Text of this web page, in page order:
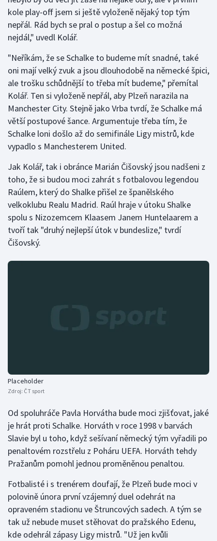
kole play-off jsem si ještě vyloženě nějaký top tým
nepřál. Rád bych se pral o postup a šel co možná
nejdál," uvedl Kolář.
"Neříkám, že se Schalke to budeme mít snadné, také
oni mají velký zvuk a jsou dlouhodobě na německé špici,
ale trošku schůdnější to třeba mít budeme," přemítal
Kolář. Ten si vyloženě nepřál, aby Plzeň narazila na
Manchester City. Stejně jako Vrba tvrdí, že Schalke má
větší postupové šance. Argumentuje třeba tím, že
Schalke loni došlo až do semifinále Ligy mistrů, kde
vypadlo s Manchesterem United.
Jak Kolář, tak i obránce Marián Čišovský jsou nadšeni z
toho, že si budou moci zahrát s fotbalovou legendou
Raúlem, který do Shalke přišel ze španělského
velkoklubu Realu Madrid. Raúl hraje v útoku Shalke
spolu s Nizozemcem Klaasem Janem Huntelaarem a
tvoří tak "druhý nejlepší útok v bundeslize," tvrdí
Čišovský.
Placeholder
Zdroj: ČT sport
Od spoluhráče Pavla Horvátha bude moci zjišťovat, jaké
je hrát proti Schalke. Horváth v roce 1998 v barvách
Slavie byl u toho, když sešívaní německý tým vyřadili po
penaltovém rozstřelu z Poháru UEFA. Horváth tehdy
Pražanům pomohl jednou proměněnou penaltou.
Fotbalisté i s trenérem doufají, že Plzeň bude moci v
polovině února první vzájemný duel odehrát na
opraveném stadionu ve Štruncových sadech. A tým se
tak už nebude muset stěhovat do pražského Edenu,
kde odehrál zápasy Ligy mistrů. "Už jen kvůli